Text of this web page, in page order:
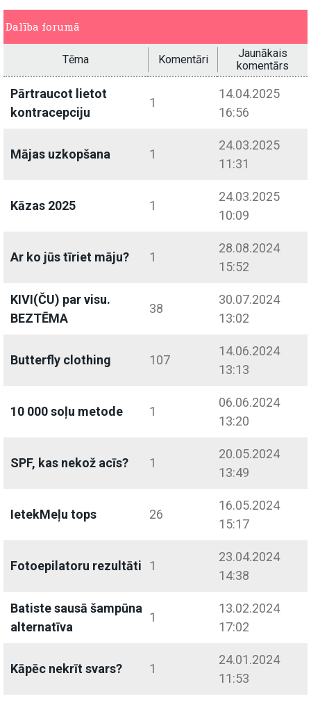
Dalība forumā
Tēma Komentāri
Jaunākais
komentārs
Pārtraucot lietot
kontracepciju
1
14.04.2025
16:56
Mājas uzkopšana 1
24.03.2025
11:31
Kāzas 2025 1
24.03.2025
10:09
Ar ko jūs tīriet māju? 1
28.08.2024
15:52
KIVI(ČU) par visu.
BEZTĒMA
38
30.07.2024
13:02
Butterfly clothing 107
14.06.2024
13:13
10 000 soļu metode 1
06.06.2024
13:20
SPF, kas nekož acīs? 1
20.05.2024
13:49
IetekMeļu tops 26
16.05.2024
15:17
Fotoepilatoru rezultāti 1
23.04.2024
14:38
Batiste sausā šampūna
alternatīva
1
13.02.2024
17:02
Kāpēc nekrīt svars? 1
24.01.2024
11:53